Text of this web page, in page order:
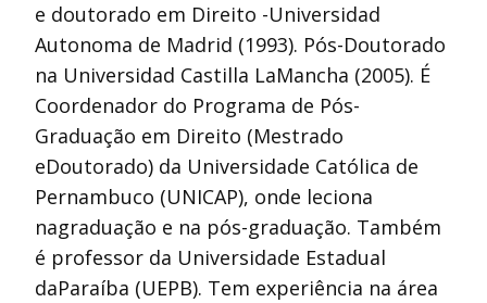
e doutorado em Direito -Universidad
Autonoma de Madrid (1993). Pós-Doutorado
na Universidad Castilla LaMancha (2005). É
Coordenador do Programa de Pós-
Graduação em Direito (Mestrado
eDoutorado) da Universidade Católica de
Pernambuco (UNICAP), onde leciona
nagraduação e na pós-graduação. Também
é professor da Universidade Estadual
daParaíba (UEPB). Tem experiência na área